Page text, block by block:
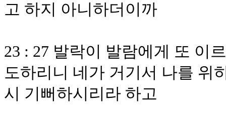
고 하지 아니하더이까
23 : 27 발락이 발람에게 또 이
도하리니 네가 거기서 나를 위
시 기뻐하시리라 하고